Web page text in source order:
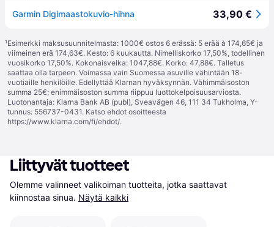
Garmin Digimaastokuvio-hihna 33,90 €
¹Esimerkki maksusuunnitelmasta: 1000€ ostos 6 erässä: 5 erää à 174,65€ ja
viimeinen erä 174,63€. Kesto: 6 kuukautta. Nimelliskorko 17,50%, todellinen
vuosikorko 17,50%. Kokonaisvelka: 1047,88€. Korko: 47,88€. Talletus
saattaa olla tarpeen. Voimassa vain Suomessa asuville vähintään 18-
vuotiaille henkilöille. Edellyttää Klarnan hyväksynnän. Vähimmäisoston
summa 25€; enimmäisoston summa riippuu luottokelpoisuusarviosta.
Luotonantaja: Klarna Bank AB (publ), Sveavägen 46, 111 34 Tukholma, Y-
tunnus: 556737-0431. Katso ehdot osoitteesta
https://www.klarna.com/fi/ehdot/.
Liittyvät tuotteet
Olemme valinneet valikoiman tuotteita, jotka saattavat
kiinnostaa sinua. Näytä kaikki